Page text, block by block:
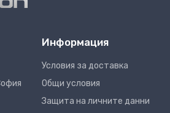
Информация
Условия за доставка
Общи условия
Защита на личните данни